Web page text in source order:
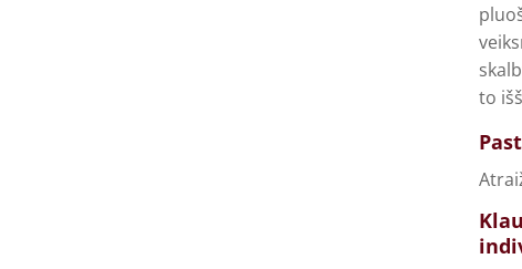
to